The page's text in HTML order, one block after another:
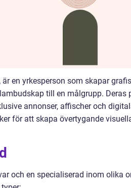
en yrkesperson som skapar
till en målgrupp.
annonser, affischer och
för att skapa övertygande
och en specialiserad inom olika